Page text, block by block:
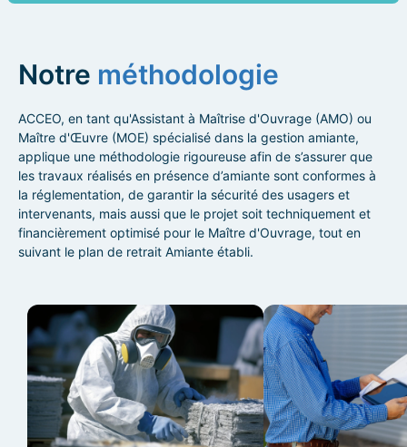
Notre méthodologie
ACCEO, en tant qu'Assistant à Maîtrise d'Ouvrage (AMO) ou
Maître d'Œuvre (MOE) spécialisé dans la gestion amiante,
applique une méthodologie rigoureuse afin de s’assurer que
les travaux réalisés en présence d’amiante sont conformes à
la réglementation, de garantir la sécurité des usagers et
intervenants, mais aussi que le projet soit techniquement et
financièrement optimisé pour le Maître d'Ouvrage, tout en
suivant le plan de retrait Amiante établi.